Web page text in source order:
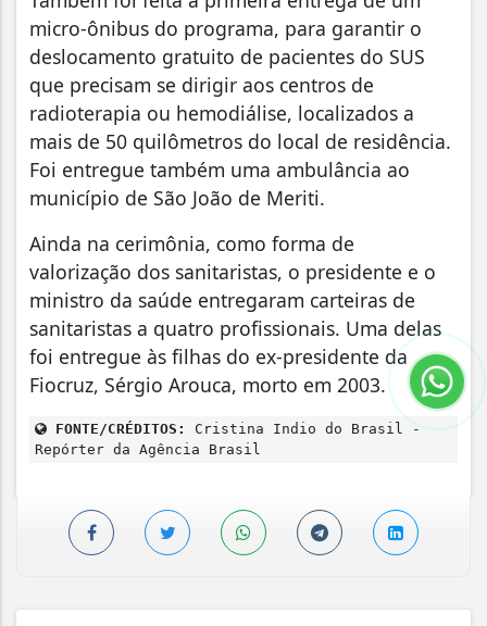
micro-ônibus do programa, para garantir o
deslocamento gratuito de pacientes do SUS
que precisam se dirigir aos centros de
radioterapia ou hemodiálise, localizados a
mais de 50 quilômetros do local de residência.
Foi entregue também uma ambulância ao
município de São João de Meriti.
Ainda na cerimônia, como forma de
valorização dos sanitaristas, o presidente e o
ministro da saúde entregaram carteiras de
sanitaristas a quatro profissionais. Uma delas
foi entregue às filhas do ex-presidente da
Fiocruz, Sérgio Arouca, morto em 2003.
FONTE/CRÉDITOS:
Cristina Indio do Brasil -
Repórter da Agência Brasil